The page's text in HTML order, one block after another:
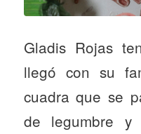
Gladis Rojas
llegó con su
cuadra que se
de legumbre y